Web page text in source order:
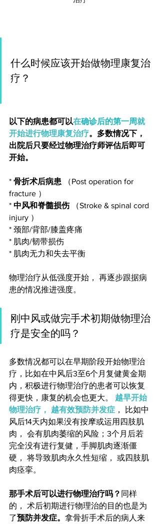
什么时候应该开始做物理康复治
疗？
以下的病患都可以在确诊后的第一周就
开始进行物理康复治疗。多数情况下，
出院后只要经过物理治疗师评估后即可
开始。
* 骨折术后病患 （Post operation for
fracture ）
* 中风和脊髓损伤 （Stroke & spinal cord
injury ）
* 颈部/背部/膝盖疼痛
* 肌肉/韧带损伤
* 肌肉无力和失去平衡
物理治疗从低强度开始， 再逐步跟据病
患的情况推进强度。
刚中风或做完手术初期做物理治
疗是安全的吗？
多数情况都可以在早期阶段开始物理治
疗，比如在中风后3至6个月复健黄金期
内，积极进行物理治疗的患者可以恢复
得更快，康复的机会也更大。 越早开始
物理治疗， 越有效预防并发症 ， 比如中
风后14天内如果没有按摩或运用四肢肌
肉， 会有肌肉萎缩的风险；3个月后若
完全没有进行复健，手脚肌肉逐渐僵
硬， 将导致肌肉永久性短缩， 或四肢肌
肉痉挛。
那手术后可以进行物理治疗吗？ 同样
的， 术后初期进行物理治的目的也是为
了预防并发症。 拿骨折手术后的病人来